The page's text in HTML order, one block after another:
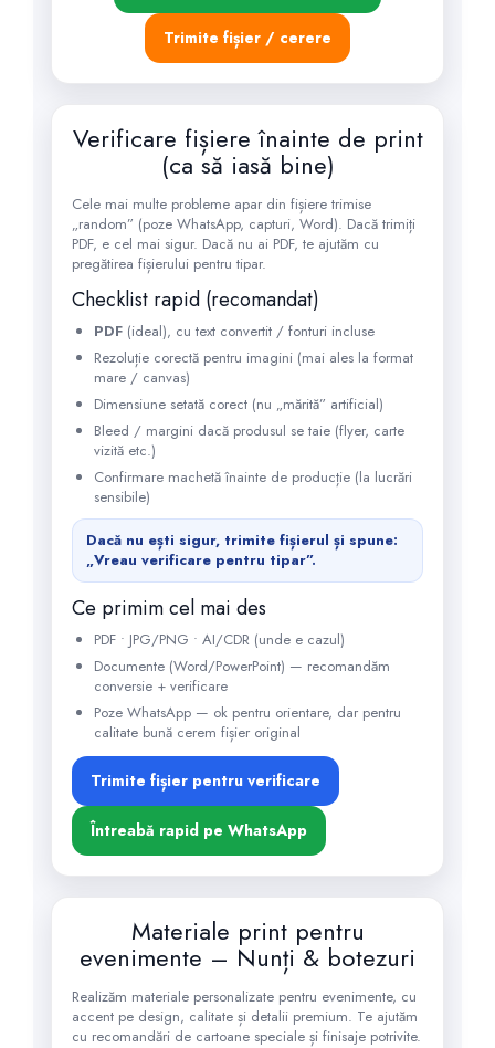
Trimite fișier / cerere
Verificare fișiere înainte de print
(ca să iasă bine)
Cele mai multe probleme apar din fișiere trimise
„random” (poze WhatsApp, capturi, Word). Dacă trimiți
PDF, e cel mai sigur. Dacă nu ai PDF, te ajutăm cu
pregătirea fișierului pentru tipar.
Checklist rapid (recomandat)
PDF (ideal), cu text convertit / fonturi incluse
Rezoluție corectă pentru imagini (mai ales la format
mare / canvas)
Dimensiune setată corect (nu „mărită” artificial)
Bleed / margini dacă produsul se taie (flyer, carte
vizită etc.)
Confirmare machetă înainte de producție (la lucrări
sensibile)
Dacă nu ești sigur, trimite fișierul și spune:
„Vreau verificare pentru tipar”.
Ce primim cel mai des
PDF • JPG/PNG • AI/CDR (unde e cazul)
Documente (Word/PowerPoint) — recomandăm
conversie + verificare
Poze WhatsApp — ok pentru orientare, dar pentru
calitate bună cerem fișier original
Trimite fișier pentru verificare
Întreabă rapid pe WhatsApp
Materiale print pentru
evenimente – Nunți & botezuri
Realizăm materiale personalizate pentru evenimente, cu
accent pe design, calitate și detalii premium. Te ajutăm
cu recomandări de cartoane speciale și finisaje potrivite.